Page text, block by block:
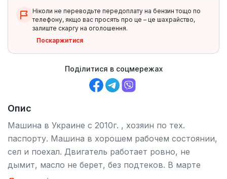
Ніколи не переводьте передоплату на бензин тощо по
телефону, якщо вас просять про це – це шахрайство,
залиште скаргу на оголошення.
Поскаржитися
Поділитися в соцмережах
Опис
Машина в Украине с 2010г. , хозяин по тех.
паспорту. Машина в хорошем рабочем состоянии,
сел и поехал. Двигатель работает ровно, не
дымит, масло не берет, без подтеков. В марте